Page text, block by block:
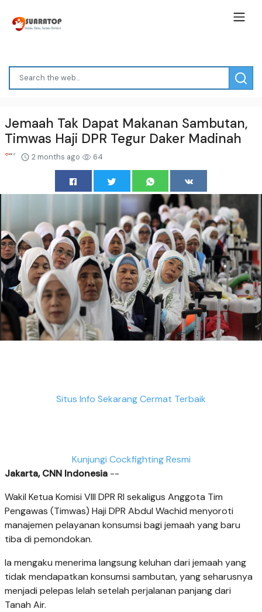
Jemaah Tak Dapat Makanan Sambutan,
Timwas Haji DPR Tegur Daker Madinah
2 months ago 64
Situs Info Sekarang Cermat Terbaik
Kunjungi Cockfighting Resmi
Jakarta, CNN Indonesia --
Wakil Ketua Komisi VIII DPR RI sekaligus Anggota Tim
Pengawas (Timwas) Haji DPR Abdul Wachid menyoroti
manajemen pelayanan konsumsi bagi jemaah yang baru
tiba di pemondokan.
Ia mengaku menerima langsung keluhan dari jemaah yang
tidak mendapatkan konsumsi sambutan, yang seharusnya
menjadi pelepas lelah setelah perjalanan panjang dari
Tanah Air.